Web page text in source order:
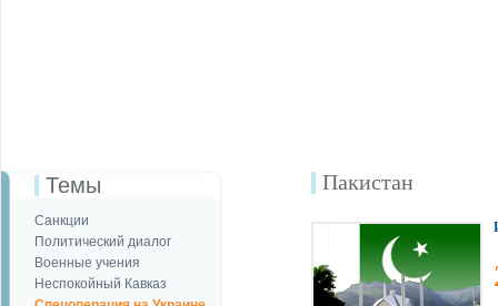
Темы
Санкции
Политический диалог
Военные учения
Неспокойный Кавказ
Пакистан